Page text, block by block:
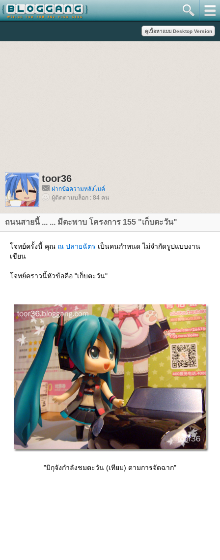
toor36
ฝากข้อความหลังไมค์
ผู้ติดตามบล็อก : 84 คน
ถนนสายนี้ ... ... มีตะพาบ โครงการ 155 "เก็บตะวัน"
จทย์ครั้งนี้ คุณ ณ ปลายฉัตร เป็นคนกำหนด ไม่จำกัดรูปแบบงาน
เขียน
จทย์คราวนี้หัวข้อคือ "เก็บตะวัน"
"มิกุจังกำลังชมตะวัน (เทียม) ตามการจัดฉาก"